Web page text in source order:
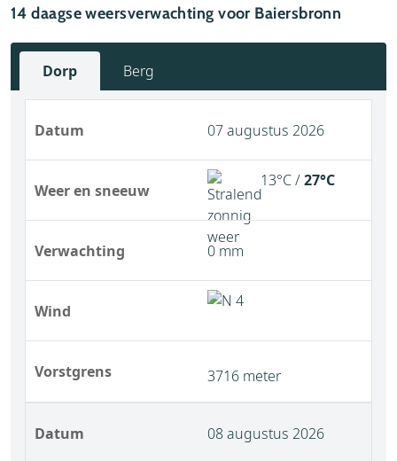
14 daagse weersverwachting voor Baiersbronn
Dorp Berg
Datum
Weer en sneeuw
Verwachting
Wind
Vorstgrens
07 augustus 2026
13°C /27°C
0 mm
3716 meter
Datum 08 augustus 2026